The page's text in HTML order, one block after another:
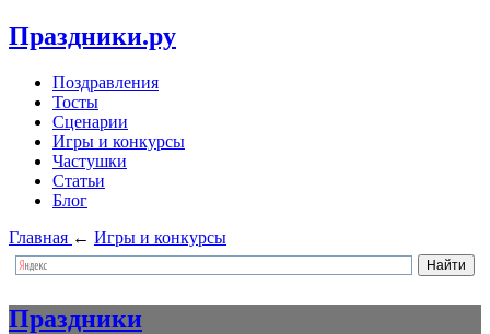
Праздники.ру
Поздравления
Тосты
Сценарии
Игры и конкурсы
Частушки
Статьи
Блог
Главная ← Игры и конкурсы
Праздники